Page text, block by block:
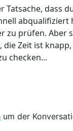
Tatsache, dass
abqualifiziert
zu prüfen. Aber
die Zeit ist
checken...
um der